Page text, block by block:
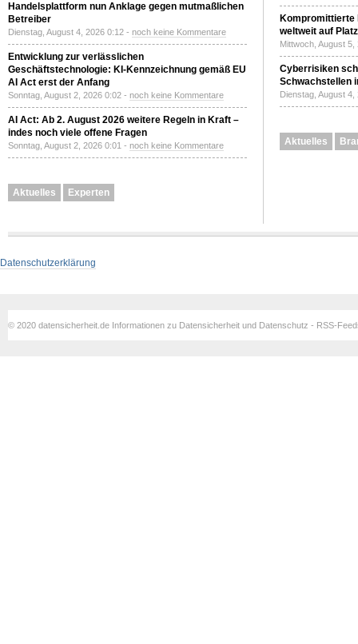
Handelsplattform nun Anklage gegen mutmaßlichen
Betreiber
Dienstag, August 4, 2026 0:12 - noch keine Kommentare
Entwicklung zur verlässlichen
Geschäftstechnologie: KI-Kennzeichnung gemäß EU
AI Act erst der Anfang
Sonntag, August 2, 2026 0:02 - noch keine Kommentare
AI Act: Ab 2. August 2026 weitere Regeln in Kraft –
indes noch viele offene Fragen
Sonntag, August 2, 2026 0:01 - noch keine Kommentare
Aktuelles Experten
Kompromittierte
weltweit auf
Mittwoch, August
Cyberrisiken
Schwachstellen
Dienstag, August
Aktuelles
Datenschutzerklärung
© 2020 datensicherheit.de Informationen zu Datensicherheit und Datenschutz - RSS-